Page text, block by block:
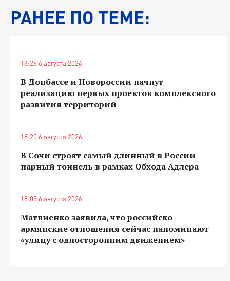
РАНЕЕ ПО ТЕМЕ:
18:26 6 августа 2026
В Донбассе и Новороссии начнут
реализацию первых проектов комплексного
развития территорий
18:20 6 августа 2026
В Сочи строят самый длинный в России
парный тоннель в рамках Обхода Адлера
18:05 6 августа 2026
Матвиенко заявила, что российско-
армянские отношения сейчас напоминают
«улицу с односторонним движением»